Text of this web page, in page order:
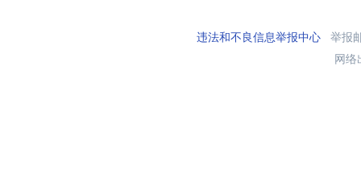
违法和不良信息举报中心举报
网